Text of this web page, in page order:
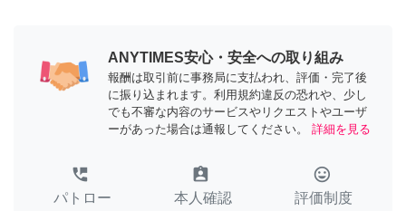
ANYTIMES安心・安全への取り組み
報酬は取引前に事務局に支払われ、評価・完了後
に振り込まれます。利用規約違反の恐れや、少し
でも不審な内容のサービスやリクエストやユーザ
ーがあった場合は通報してください。
詳細を見る
perm_phone_msg
パトロー
assignment_ind
本人確認
tag_faces
評価制度